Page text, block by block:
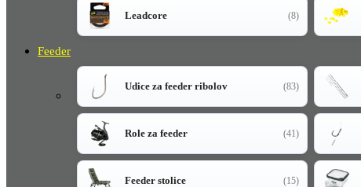
Leadcore (8)
Feeder
Udice za feeder ribolov (83)
Role za feeder (41)
Feeder stolice (15)